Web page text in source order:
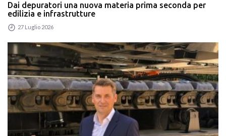
Dai depuratori una nuova materia prima seconda per
edilizia e infrastrutture
27 Luglio 2026